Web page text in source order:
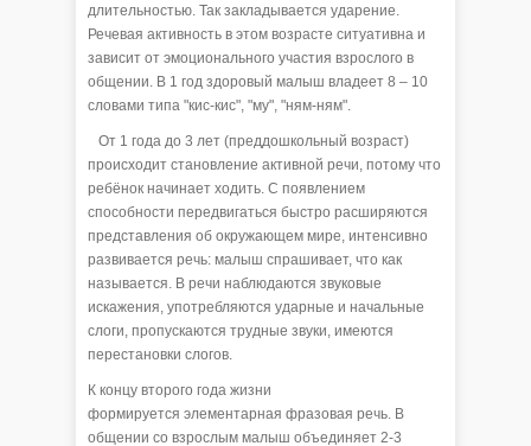
длительностью. Так закладывается ударение.
Речевая активность в этом возрасте ситуативна и
зависит от эмоционального участия взрослого в
общении. В 1 год здоровый малыш владеет 8 – 10
словами типа "кис-кис", "му", "ням-ням".
От 1 года до 3 лет (преддошкольный возраст)
происходит становление активной речи, потому что
ребёнок начинает ходить. С появлением
способности передвигаться быстро расширяются
представления об окружающем мире, интенсивно
развивается речь: малыш спрашивает, что как
называется. В речи наблюдаются звуковые
искажения, употребляются ударные и начальные
слоги, пропускаются трудные звуки, имеются
перестановки слогов.
К концу второго года жизни
формируется элементарная фразовая речь. В
общении со взрослым малыш объединяет 2-3